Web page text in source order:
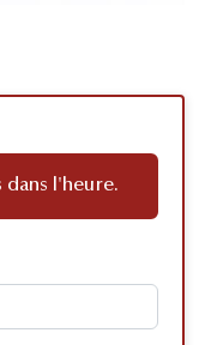
dans l'heure.